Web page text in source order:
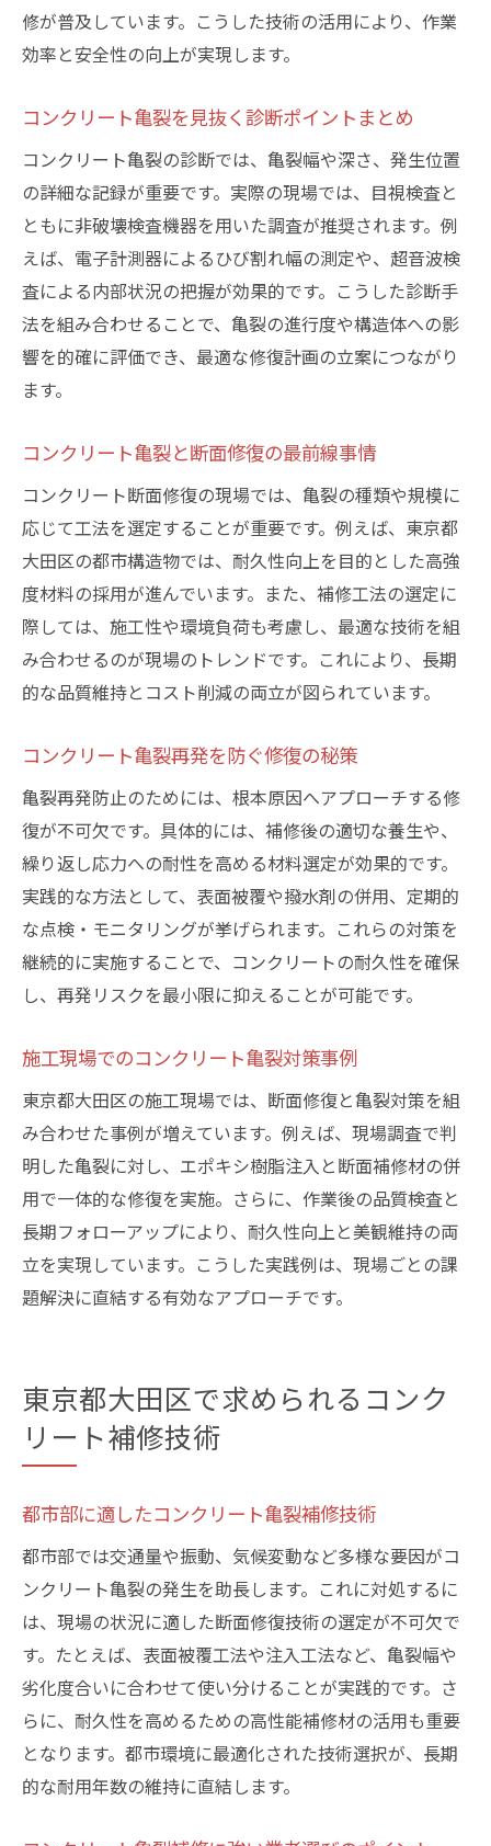
コンクリート亀裂修復工法の選び方を徹底
解説
コンクリート亀裂対策で安心を実現する方
法
品質重視のコンクリート亀裂補修マネジメ
ント
コンクリート亀裂補修で信頼性と品質を高
める工夫
コンクリート亀裂から守る安心の維持管理
理基準
コンクリート亀裂補修のプロが語る品質保
持術
修が普及しています。こうした技術の活用により、作業
効率と安全性の向上が実現します。
コンクリート亀裂を見抜く診断ポイントまとめ
コンクリート亀裂の診断では、亀裂幅や深さ、発生位置
の詳細な記録が重要です。実際の現場では、目視検査と
ともに非破壊検査機器を用いた調査が推奨されます。例
えば、電子計測器によるひび割れ幅の測定や、超音波検
査による内部状況の把握が効果的です。こうした診断手
法を組み合わせることで、亀裂の進行度や構造体への影
響を的確に評価でき、最適な修復計画の立案につながり
ます。
コンクリート亀裂と断面修復の最前線事情
コンクリート断面修復の現場では、亀裂の種類や規模に
応じて工法を選定することが重要です。例えば、東京都
大田区の都市構造物では、耐久性向上を目的とした高強
度材料の採用が進んでいます。また、補修工法の選定に
際しては、施工性や環境負荷も考慮し、最適な技術を組
み合わせるのが現場のトレンドです。これにより、長期
的な品質維持とコスト削減の両立が図られています。
コンクリート亀裂再発を防ぐ修復の秘策
亀裂再発防止のためには、根本原因へアプローチする修
復が不可欠です。具体的には、補修後の適切な養生や、
繰り返し応力への耐性を高める材料選定が効果的です。
実践的な方法として、表面被覆や撥水剤の併用、定期的
な点検・モニタリングが挙げられます。これらの対策を
継続的に実施することで、コンクリートの耐久性を確保
し、再発リスクを最小限に抑えることが可能です。
施工現場でのコンクリート亀裂対策事例
東京都大田区の施工現場では、断面修復と亀裂対策を組
み合わせた事例が増えています。例えば、現場調査で判
明した亀裂に対し、エポキシ樹脂注入と断面補修材の併
用で一体的な修復を実施。さらに、作業後の品質検査と
長期フォローアップにより、耐久性向上と美観維持の両
立を実現しています。こうした実践例は、現場ごとの課
題解決に直結する有効なアプローチです。
東京都大田区で求められるコンク
リート補修技術
都市部に適したコンクリート亀裂補修技術
都市部では交通量や振動、気候変動など多様な要因がコ
ンクリート亀裂の発生を助長します。これに対処するに
は、現場の状況に適した断面修復技術の選定が不可欠で
す。たとえば、表面被覆工法や注入工法など、亀裂幅や
劣化度合いに合わせて使い分けることが実践的です。さ
らに、耐久性を高めるための高性能補修材の活用も重要
となります。都市環境に最適化された技術選択が、長期
的な耐用年数の維持に直結します。